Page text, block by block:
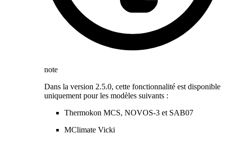
note
Dans la version 2.5.0, cette fonctionnalité est disponible
uniquement pour les modèles suivants :
Thermokon MCS, NOVOS-3 et SAB07
MClimate Vicki